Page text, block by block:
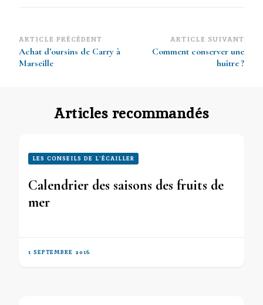
Navigation
d’article
ARTICLE PRÉCÉDENT
Achat d’oursins de Carry à
Marseille
ARTICLE SUIVANT
Comment conserver une
huître ?
Articles recommandés
LES CONSEILS DE L'ÉCAILLER
Calendrier des saisons des fruits de
mer
1 SEPTEMBRE 2016